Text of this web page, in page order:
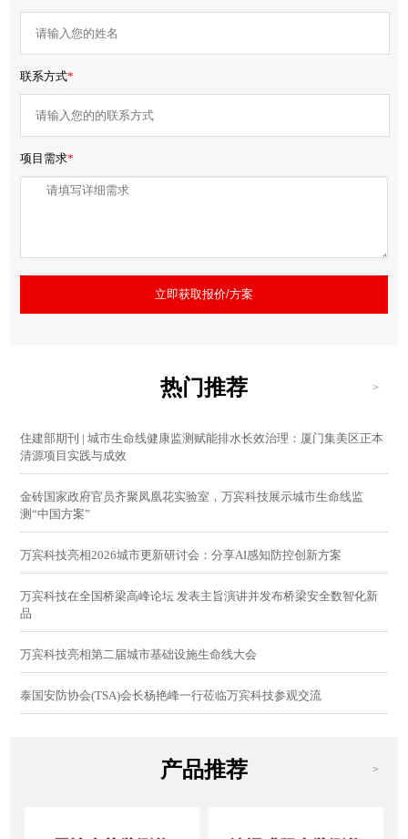
联系方式*
项目需求*
立即获取报价/方案
热门推荐 >
住建部期刊 | 城市生命线健康监测赋能排水长效治理：厦门集美区正本
清源项目实践与成效
金砖国家政府官员齐聚凤凰花实验室，万宾科技展示城市生命线监
测“中国方案”
万宾科技亮相2026城市更新研讨会：分享AI感知防控创新方案
万宾科技在全国桥梁高峰论坛 发表主旨演讲并发布桥梁安全数智化新
品
万宾科技亮相第二届城市基础设施生命线大会
泰国安防协会(TSA)会长杨艳峰一行莅临万宾科技参观交流
产品推荐 >